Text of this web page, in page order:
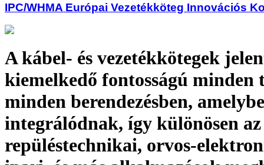
IPC/WHMA Európai Vezetékköteg Innovációs
A kábel- és vezetékkötegek
kiemelkedő fontosságú minden
minden berendezésben, amelybe
integrálódnak, így különösen az
repüléstechnikai, orvos-